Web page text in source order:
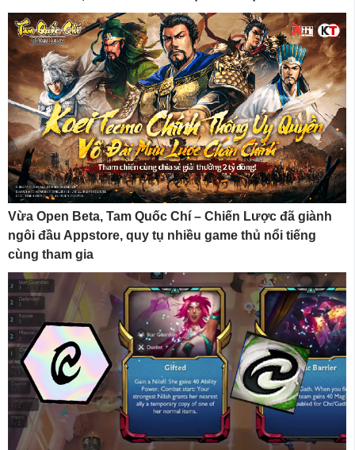
Vừa Open Beta, Tam Quốc Chí – Chiến Lược đã giành
ngôi đầu Appstore, quy tụ nhiều game thủ nổi tiếng
cùng tham gia